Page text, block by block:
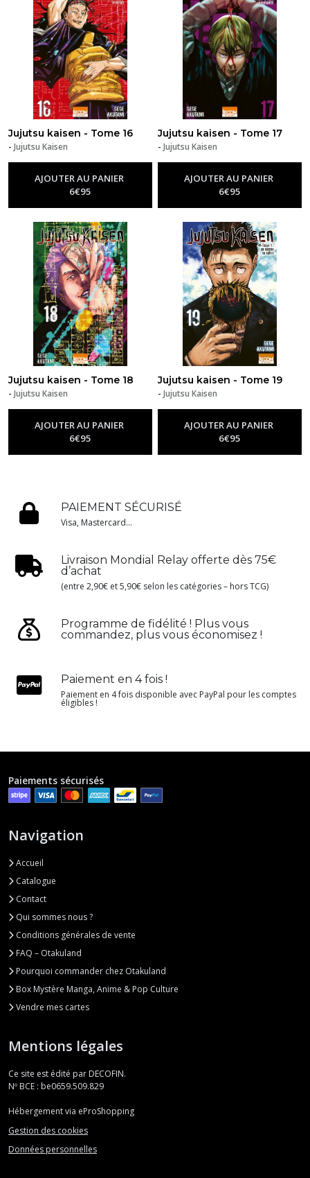
Jujutsu kaisen - Tome 16
- Jujutsu Kaisen
AJOUTER AU PANIER
6€95
Jujutsu kaisen - Tome 17
-Jujutsu Kaisen
AJOUTER AU PANIER
6€95
Jujutsu kaisen - Tome 18
- Jujutsu Kaisen
AJOUTER AU PANIER
6€95
Jujutsu kaisen - Tome 19
-Jujutsu Kaisen
AJOUTER AU PANIER
6€95
PAIEMENT SÉCURISÉ
Visa, Mastercard...
Livraison Mondial Relay offerte dès 75€
d’achat
(entre 2,90€ et 5,90€ selon les catégories – hors TCG)
Programme de fidélité ! Plus vous
commandez, plus vous économisez !
Paiement en 4 fois !
Paiement en 4 fois disponible avec PayPal pour les comptes
éligibles !
Paiements sécurisés
Navigation
Accueil
Catalogue
Contact
Qui sommes nous ?
Conditions générales de vente
FAQ – Otakuland
Pourquoi commander chez Otakuland
Box Mystère Manga, Anime & Pop Culture
Vendre mes cartes
Mentions légales
Ce site est édité par DECOFIN.
Nº BCE : be0659.509.829
Hébergement via eProShopping
Gestion des cookies
Données personnelles